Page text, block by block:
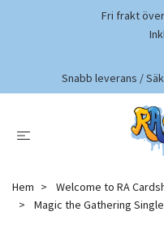
Fri frakt
Snabb leverans /
Hem Welcome to RA
Magic the Gathering